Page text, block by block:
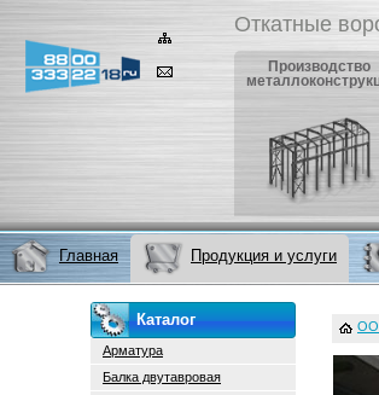
Откатные
Производство
Главная Продукция и услуги
Каталог
Арматура
Балка двутавровая